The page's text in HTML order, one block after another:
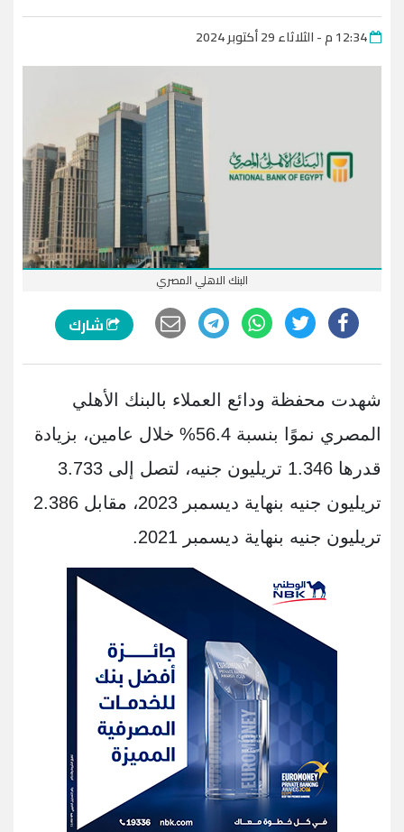
البنك الاهلي المصري
شارك
شهدت محفظة ودائع العملاء بالبنك الأهلي
المصري نموًا بنسبة 56.4% خلال عامين، بزيادة
قدرها 1.346 تريليون جنيه، لتصل إلى 3.733
تريليون جنيه بنهاية ديسمبر 2023، مقابل 2.386
تريليون جنيه بنهاية ديسمبر 2021.